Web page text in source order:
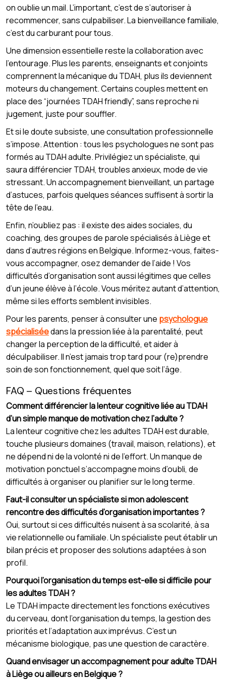
on oublie un mail. L’important, c’est de s’autoriser à
recommencer, sans culpabiliser. La bienveillance familiale,
c’est du carburant pour tous.
Une dimension essentielle reste la collaboration avec
l’entourage. Plus les parents, enseignants et conjoints
comprennent la mécanique du TDAH, plus ils deviennent
moteurs du changement. Certains couples mettent en
place des “journées TDAH friendly”, sans reproche ni
jugement, juste pour souffler.
Et si le doute subsiste, une consultation professionnelle
s’impose. Attention : tous les psychologues ne sont pas
formés au TDAH adulte. Privilégiez un spécialiste, qui
saura différencier TDAH, troubles anxieux, mode de vie
stressant. Un accompagnement bienveillant, un partage
d’astuces, parfois quelques séances suffisent à sortir la
tête de l’eau.
Enfin, n’oubliez pas : il existe des aides sociales, du
coaching, des groupes de parole spécialisés à Liège et
dans d’autres régions en Belgique. Informez-vous, faites-
vous accompagner, osez demander de l’aide ! Vos
difficultés d’organisation sont aussi légitimes que celles
d’un jeune élève à l’école. Vous méritez autant d’attention,
même si les efforts semblent invisibles.
Pour les parents, penser à consulter une psychologue
spécialiséedans la pression liée à la parentalité, peut
changer la perception de la difficulté, et aider à
déculpabiliser. Il n’est jamais trop tard pour (re)prendre
soin de son fonctionnement, quel que soit l’âge.
FAQ – Questions fréquentes
Comment différencier la lenteur cognitive liée au TDAH
d’un simple manque de motivation chez l’adulte ?
La lenteur cognitive chez les adultes TDAH est durable,
touche plusieurs domaines (travail, maison, relations), et
ne dépend ni de la volonté ni de l’effort. Un manque de
motivation ponctuel s’accompagne moins d’oubli, de
difficultés à organiser ou planifier sur le long terme.
Faut-il consulter un spécialiste si mon adolescent
rencontre des difficultés d’organisation importantes ?
Oui, surtout si ces difficultés nuisent à sa scolarité, à sa
vie relationnelle ou familiale. Un spécialiste peut établir un
bilan précis et proposer des solutions adaptées à son
profil.
Pourquoi l’organisation du temps est-elle si difficile pour
les adultes TDAH ?
Le TDAH impacte directement les fonctions exécutives
du cerveau, dont l’organisation du temps, la gestion des
priorités et l’adaptation aux imprévus. C’est un
mécanisme biologique, pas une question de caractère.
Quand envisager un accompagnement pour adulte TDAH
à Liège ou ailleurs en Belgique ?